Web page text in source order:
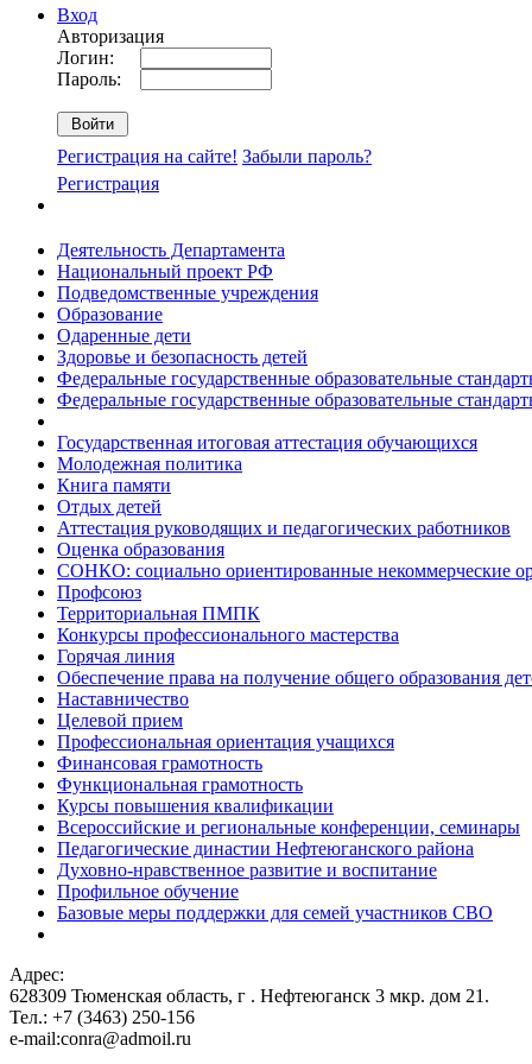
Вход
Авторизация
Логин:
Пароль:
Регистрация на сайте! Забыли пароль?
Регистрация
Деятельность Департамента
Национальный проект РФ
Подведомственные учреждения
Образование
Одаренные дети
Здоровье и безопасность детей
Федеральные государственные образовательные
Федеральные государственные образовательные
Государственная итоговая аттестация обучающихся
Молодежная политика
Книга памяти
Отдых детей
Аттестация руководящих и педагогических работников
Оценка образования
СОНКО: социально ориентированные некоммерческие
Профсоюз
Территориальная ПМПК
Конкурсы профессионального мастерства
Горячая линия
Обеспечение права на получение общего образования
Наставничество
Целевой прием
Профессиональная ориентация учащихся
Финансовая грамотность
Функциональная грамотность
Курсы повышения квалификации
Всероссийские и региональные конференции, семинары
Педагогические династии Нефтеюганского района
Духовно-нравственное развитие и воспитание
Профильное обучение
Базовые меры поддержки для семей участников СВО
Адрес:
628309 Тюменская область, г . Нефтеюганск 3 мкр. дом 21.
Тел.: +7 (3463) 250-156
e-mail:conra@admoil.ru